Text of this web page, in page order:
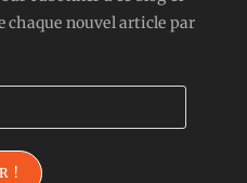
nouvel article par
!